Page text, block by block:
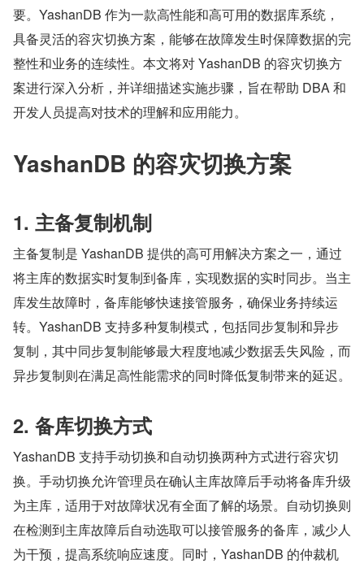
要。YashanDB 作为一款高性能和高可用的数据库系统，
具备灵活的容灾切换方案，能够在故障发生时保障数据的完
整性和业务的连续性。本文将对 YashanDB 的容灾切换方
案进行深入分析，并详细描述实施步骤，旨在帮助 DBA 和
开发人员提高对技术的理解和应用能力。
YashanDB 的容灾切换方案
1. 主备复制机制
主备复制是 YashanDB 提供的高可用解决方案之一，通过
将主库的数据实时复制到备库，实现数据的实时同步。当主
库发生故障时，备库能够快速接管服务，确保业务持续运
转。YashanDB 支持多种复制模式，包括同步复制和异步
复制，其中同步复制能够最大程度地减少数据丢失风险，而
异步复制则在满足高性能需求的同时降低复制带来的延迟。
2. 备库切换方式
YashanDB 支持手动切换和自动切换两种方式进行容灾切
换。手动切换允许管理员在确认主库故障后手动将备库升级
为主库，适用于对故障状况有全面了解的场景。自动切换则
在检测到主库故障后自动选取可以接管服务的备库，减少人
为干预，提高系统响应速度。同时，YashanDB 的仲裁机